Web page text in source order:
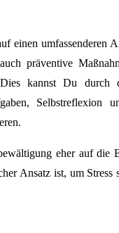
einen
präventive
kannst Du durch
Selbstreflexion
eher auf
Ansatz ist, um